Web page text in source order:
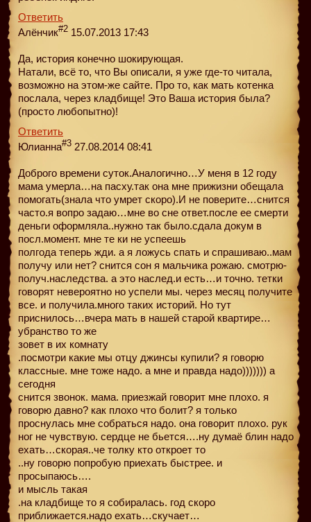
Ответить
Алёнчик#2 15.07.2013 17:43
Да, история конечно шокирующая.
Натали, всё то, что Вы описали, я уже где-то читала,
возможно на этом-же сайте. Про то, как мать котенка
послала, через кладбище! Это Ваша история была?
(просто любопытно)!
Ответить
Юлианна#3 27.08.2014 08:41
Доброго времени суток.Аналогично…У меня в 12 году
мама умерла…на пасху.так она мне прижизни обещала
помогать(знала что умрет скоро).И не поверите…снится
часто.я вопро задаю…мне во сне ответ.после ее смерти
деньги оформляла..нужно так было.сдала докум в
посл.момент. мне те ки не успеешь
полгода теперь жди. а я ложусь спать и спрашиваю..мам
получу или нет? снится сон я мальчика рожаю. смотрю-
получ.наследства. а это наслед.и есть…и точно. тетки
говорят невероятно но успели мы. через месяц получите
все. и получила.много таких историй. Но тут
приснилось…вчера мать в нашей старой квартире…
убранство то же
зовет в их комнату
.посмотри какие мы отцу джинсы купили? я говорю
классные. мне тоже надо. а мне и правда надо))))))) а
сегодня
снится звонок. мама. приезжай говорит мне плохо. я
говорю давно? как плохо что болит? я только
проснулась мне собраться надо. она говорит плохо. рук
ног не чувствую. сердце не бьется….ну думаё блин надо
ехать…скорая..че толку кто откроет то
..ну говорю попробую приехать быстрее. и
просыпаюсь….
и мысль такая
.на кладбище то я собиралась. год скоро
приближается.надо ехать…скучает…